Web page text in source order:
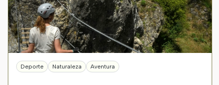
Deporte Naturaleza Aventura